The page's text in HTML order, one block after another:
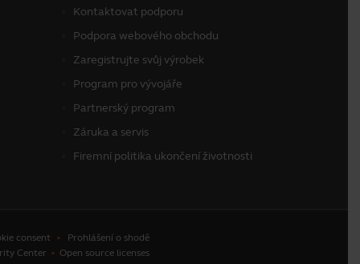
Kontaktovat podporu
Podpora webového obchodu
Zaregistrujte svůj výrobek
Program pro vývojáře
Partnerský program
Záruka a servis
Firemní politika ukončení životnosti
consent
Prohlášení o shodě
Center Open source licenses